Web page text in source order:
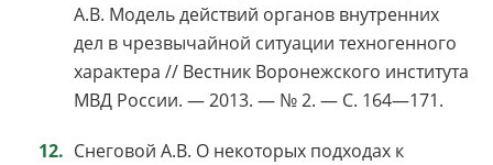
А.В. Модель действий органов внутренних
дел в чрезвычайной ситуации техногенного
характера // Вестник Воронежского института
МВД России. — 2013. — № 2. — С. 164—171.
Снеговой А.В. О некоторых подходах к